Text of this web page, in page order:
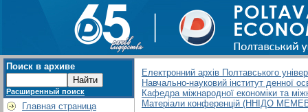
Поиск в архиве
Расширенный поиск
Главная страница
Електронний архів Полтавського
Навчально-науковий інститут денної
Кафедра міжнародної економіки та
Матеріали конференцій (ННІДО